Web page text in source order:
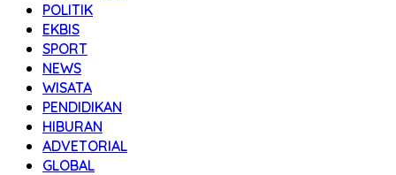
POLITIK
EKBIS
SPORT
NEWS
WISATA
PENDIDIKAN
HIBURAN
ADVETORIAL
GLOBAL